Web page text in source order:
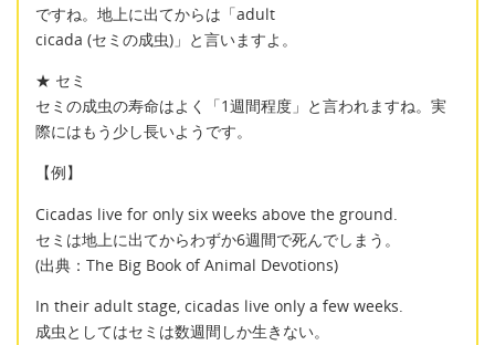
ですね。地上に出てからは「adult
cicada (セミの成虫)」と言いますよ。
★ セミ
セミの成虫の寿命はよく「1週間程度」と言われますね。実
際にはもう少し長いようです。
【例】
Cicadas live for only six weeks above the ground.
セミは地上に出てからわずか6週間で死んでしまう。
(出典：The Big Book of Animal Devotions)
In their adult stage, cicadas live only a few weeks.
成虫としてはセミは数週間しか生きない。